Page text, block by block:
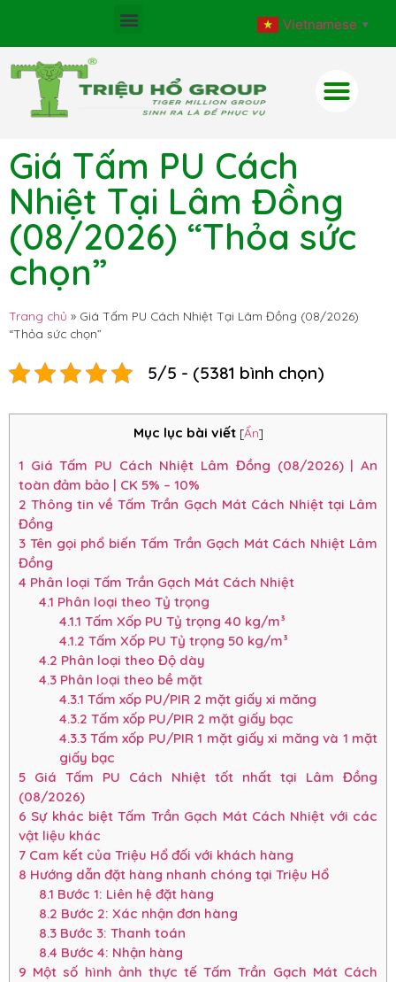
Vietnamese ▼
Giá Tấm PU Cách
Nhiệt Tại Lâm Đồng
(08/2026) “Thỏa sức
chọn”
Trang chủ » Giá Tấm PU Cách Nhiệt Tại Lâm Đồng (08/2026)
“Thỏa sức chọn”
5/5 - (5381 bình chọn)
Mục lục bài viết [Ẩn]
1 Giá Tấm PU Cách Nhiệt Lâm Đồng (08/2026) | An
toàn đảm bảo | CK 5% – 10%
2 Thông tin về Tấm Trần Gạch Mát Cách Nhiệt tại Lâm
Đồng
3 Tên gọi phổ biến Tấm Trần Gạch Mát Cách Nhiệt Lâm
Đồng
4 Phân loại Tấm Trần Gạch Mát Cách Nhiệt
4.1 Phân loại theo Tỷ trọng
4.1.1 Tấm Xốp PU Tỷ trọng 40 kg/m³
4.1.2 Tấm Xốp PU Tỷ trọng 50 kg/m³
4.2 Phân loại theo Độ dày
4.3Phân loại theo bề mặt
4.3.1 Tấm xốp PU/PIR 2 mặt giấy xi măng
4.3.2 Tấm xốp PU/PIR 2 mặt giấy bạc
4.3.3Tấm xốp PU/PIR 1 mặt giấy xi măng và 1 mặt
giấy bạc
5 Giá Tấm PU Cách Nhiệt tốt nhất tại Lâm Đồng
(08/2026)
6 Sự khác biệt Tấm Trần Gạch Mát Cách Nhiệt với các
vật liệu khác
7 Cam kết của Triệu Hổ đối với khách hàng
8 Hướng dẫn đặt hàng nhanh chóng tại Triệu Hổ
8.1 Bước 1: Liên hệ đặt hàng
8.2 Bước 2: Xác nhận đơn hàng
8.3Bước 3: Thanh toán
8.4 Bước 4: Nhận hàng
9 Một số hình ảnh thực tế Tấm Trần Gạch Mát Cách